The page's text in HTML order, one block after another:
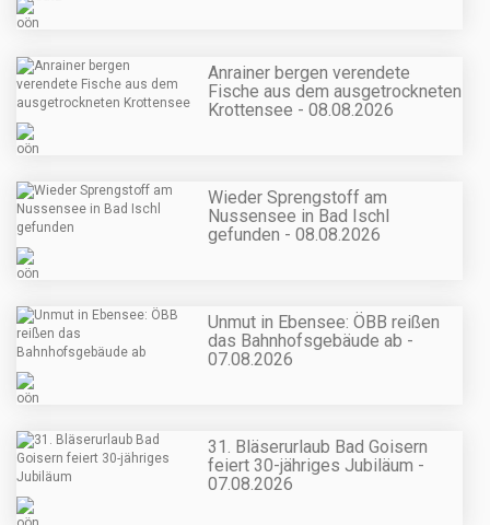
Anrainer bergen verendete
Fische aus dem ausgetrockneten
Krottensee - 08.08.2026
Wieder Sprengstoff am
Nussensee in Bad Ischl
gefunden - 08.08.2026
Unmut in Ebensee: ÖBB reißen
das Bahnhofsgebäude ab -
07.08.2026
31. Bläserurlaub Bad Goisern
feiert 30-jähriges Jubiläum -
07.08.2026